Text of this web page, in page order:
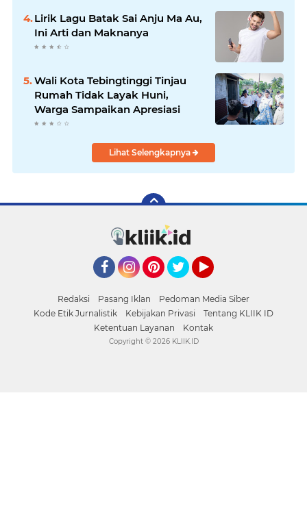
Lirik Lagu Batak Sai Anju Ma Au,
Ini Arti dan Maknanya
Wali Kota Tebingtinggi Tinjau
Rumah Tidak Layak Huni,
Warga Sampaikan Apresiasi
Lihat Selengkapnya
Redaksi Pasang Iklan
Pedoman Media Siber
Kode Etik Jurnalistik
Kebijakan Privasi
Tentang KLIIK ID
Ketentuan Layanan
Kontak
Copyright © 2026 KLIIK.ID